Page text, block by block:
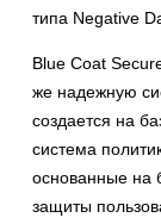
типа Negative
Blue Coat
же надежную
создается на
система
основанные на
защиты